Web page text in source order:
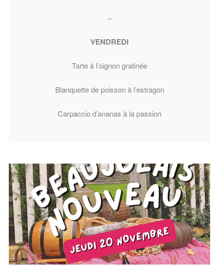
–
VENDREDI
Tarte à l’oignon gratinée
Blanquette de poisson à l’estragon
Carpaccio d’ananas à la passion